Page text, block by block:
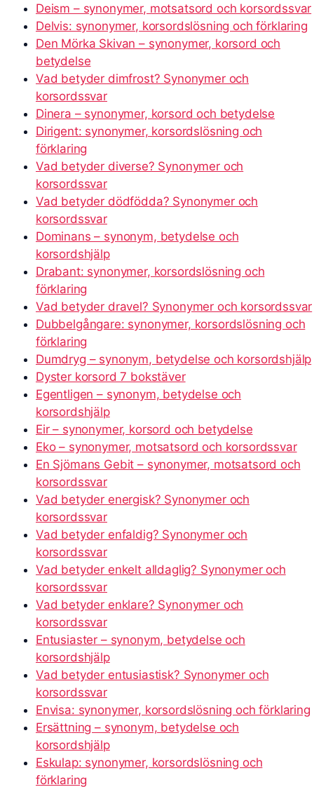
Deism – synonymer, motsatsord och korsordssvar
Delvis: synonymer, korsordslösning och förklaring
Den Mörka Skivan – synonymer, korsord och
betydelse
Vad betyder dimfrost? Synonymer och
korsordssvar
Dinera – synonymer, korsord och betydelse
Dirigent: synonymer, korsordslösning och
förklaring
Vad betyder diverse? Synonymer och
korsordssvar
Vad betyder dödfödda? Synonymer och
korsordssvar
Dominans – synonym, betydelse och
korsordshjälp
Drabant: synonymer, korsordslösning och
förklaring
Vad betyder dravel? Synonymer och korsordssvar
Dubbelgångare: synonymer, korsordslösning och
förklaring
Dumdryg – synonym, betydelse och korsordshjälp
Dyster korsord 7 bokstäver
Egentligen – synonym, betydelse och
korsordshjälp
Eir – synonymer, korsord och betydelse
Eko – synonymer, motsatsord och korsordssvar
En Sjömans Gebit – synonymer, motsatsord och
korsordssvar
Vad betyder energisk? Synonymer och
korsordssvar
Vad betyder enfaldig? Synonymer och
korsordssvar
Vad betyder enkelt alldaglig? Synonymer och
korsordssvar
Vad betyder enklare? Synonymer och
korsordssvar
Entusiaster – synonym, betydelse och
korsordshjälp
Vad betyder entusiastisk? Synonymer och
korsordssvar
Envisa: synonymer, korsordslösning och förklaring
Ersättning – synonym, betydelse och
korsordshjälp
Eskulap: synonymer, korsordslösning och
förklaring